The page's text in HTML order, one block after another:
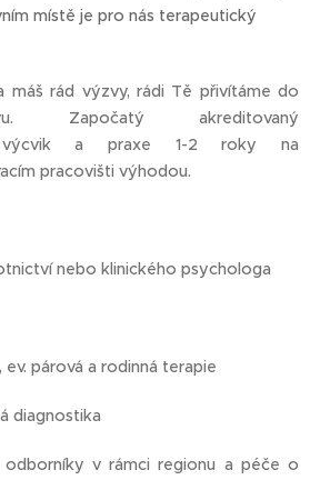
místě je pro nás terapeutický
máš rád výzvy, rádi Tě přivítáme do
Započatý akreditovaný
výcvik a praxe 1-2 roky na
pracovišti výhodou.
nebo klinického psychologa
ev. párová a rodinná terapie
diagnostika
odborníky v rámci regionu a péče o